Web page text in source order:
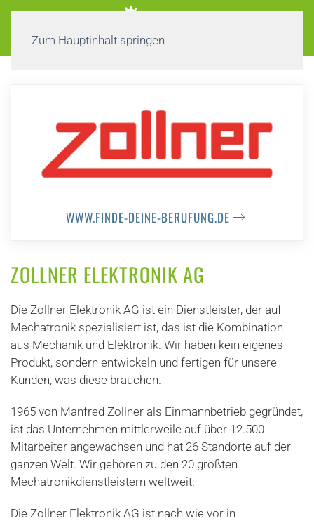
Zum Hauptinhalt springen
WWW.FINDE-DEINE-BERUFUNG.DE
ZOLLNER ELEKTRONIK AG
Die Zollner Elektronik AG ist ein Dienstleister, der auf
Mechatronik spezialisiert ist, das ist die Kombination
aus Mechanik und Elektronik. Wir haben kein eigenes
Produkt, sondern entwickeln und fertigen für unsere
Kunden, was diese brauchen.
1965 von Manfred Zollner als Einmannbetrieb gegründet,
ist das Unternehmen mittlerweile auf über 12.500
Mitarbeiter angewachsen und hat 26 Standorte auf der
ganzen Welt. Wir gehören zu den 20 größten
Mechatronikdienstleistern weltweit.
Die Zollner Elektronik AG ist nach wie vor in